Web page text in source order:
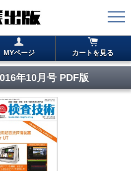
MYページ カートを見る
年10月号 PDF版